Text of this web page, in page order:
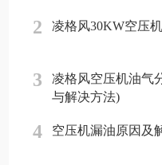
2 凌格风30KW空压
3
凌格风空压机油气
与解决方法)
4 空压机漏油原因及